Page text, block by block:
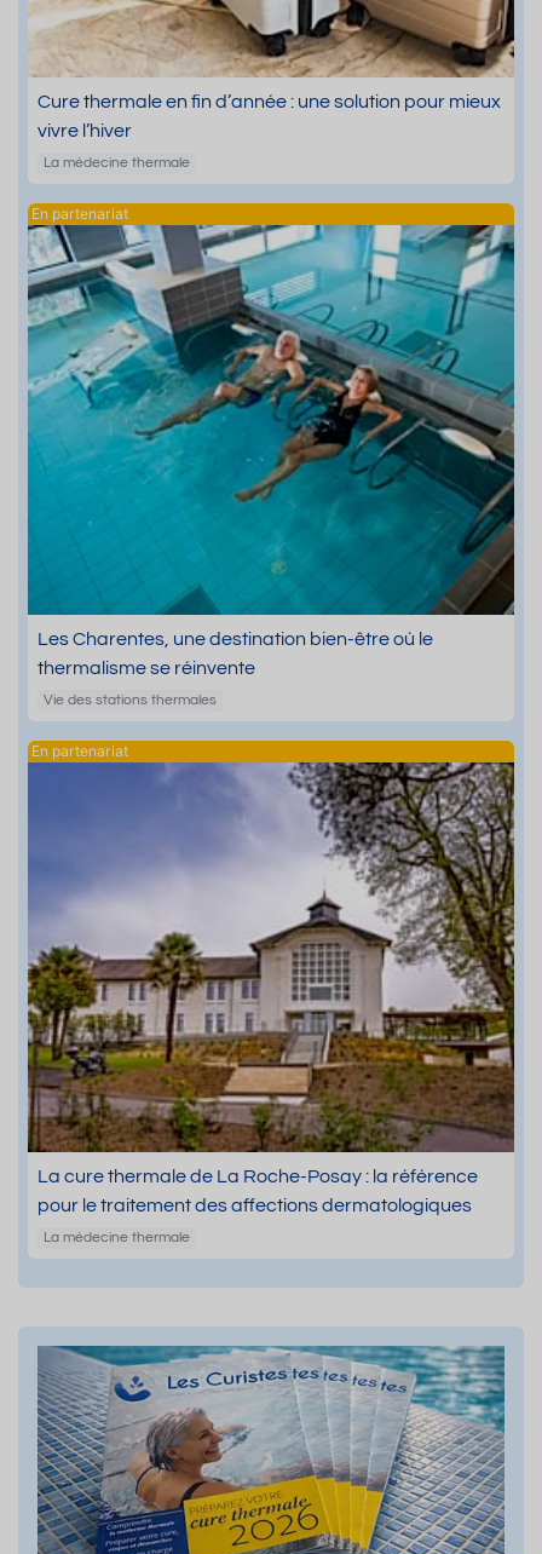
Cure thermale en fin d’année : une solution pour mieux
vivre l’hiver
La médecine thermale
Les Charentes, une destination bien-être où le
thermalisme se réinvente
Vie des stations thermales
La cure thermale de La Roche-Posay : la référence
pour le traitement des affections dermatologiques
La médecine thermale